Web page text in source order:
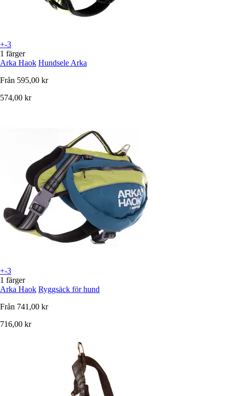
+-3
1 färger
Arka Haok Hundsele Arka
Från 595,00 kr
574,00 kr
+-3
1 färger
Arka Haok Ryggsäck för hund
Från 741,00 kr
716,00 kr